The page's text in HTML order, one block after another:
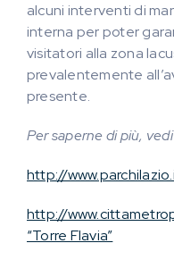
alcuni interventi di
interna per poter
visitatori alla zona
prevalentemente
presente.
Per saperne di più,
http://
http://
“Torre Flavia”